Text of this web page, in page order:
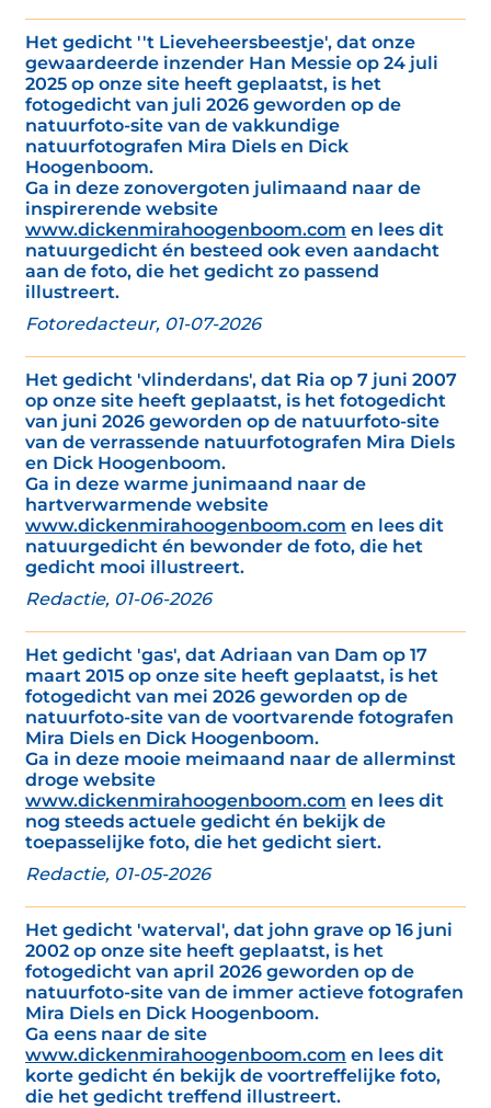
Het gedicht ''t Lieveheersbeestje', dat onze
gewaardeerde inzender Han Messie op 24 juli
2025 op onze site heeft geplaatst, is het
fotogedicht van juli 2026 geworden op de
natuurfoto-site van de vakkundige
natuurfotografen Mira Diels en Dick
Hoogenboom.
Ga in deze zonovergoten julimaand naar de
inspirerende website
www.dickenmirahoogenboom.com en lees dit
natuurgedicht én besteed ook even aandacht
aan de foto, die het gedicht zo passend
illustreert.
Fotoredacteur, 01-07-2026
Het gedicht 'vlinderdans', dat Ria op 7 juni 2007
op onze site heeft geplaatst, is het fotogedicht
van juni 2026 geworden op de natuurfoto-site
van de verrassende natuurfotografen Mira Diels
en Dick Hoogenboom.
Ga in deze warme junimaand naar de
hartverwarmende website
www.dickenmirahoogenboom.com en lees dit
natuurgedicht én bewonder de foto, die het
gedicht mooi illustreert.
Redactie, 01-06-2026
Het gedicht 'gas', dat Adriaan van Dam op 17
maart 2015 op onze site heeft geplaatst, is het
fotogedicht van mei 2026 geworden op de
natuurfoto-site van de voortvarende fotografen
Mira Diels en Dick Hoogenboom.
Ga in deze mooie meimaand naar de allerminst
droge website
www.dickenmirahoogenboom.com en lees dit
nog steeds actuele gedicht én bekijk de
toepasselijke foto, die het gedicht siert.
Redactie, 01-05-2026
Het gedicht 'waterval', dat john grave op 16 juni
2002 op onze site heeft geplaatst, is het
fotogedicht van april 2026 geworden op de
natuurfoto-site van de immer actieve fotografen
Mira Diels en Dick Hoogenboom.
Ga eens naar de site
www.dickenmirahoogenboom.com en lees dit
korte gedicht én bekijk de voortreffelijke foto,
die het gedicht treffend illustreert.